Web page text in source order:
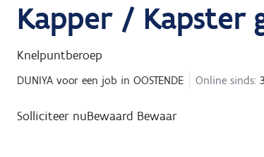
Kapper / Kapster
Knelpuntberoep
DUNIYA voor een job in OOSTENDE Online sinds:
Solliciteer nuBewaard Bewaar